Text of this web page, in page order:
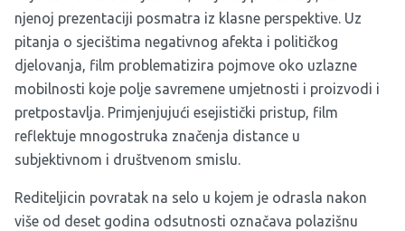
njenoj prezentaciji posmatra iz klasne perspektive. Uz
pitanja o sjecištima negativnog afekta i političkog
djelovanja, film problematizira pojmove oko uzlazne
mobilnosti koje polje savremene umjetnosti i proizvodi i
pretpostavlja. Primjenjujući esejistički pristup, film
reflektuje mnogostruka značenja distance u
subjektivnom i društvenom smislu.
Rediteljicin povratak na selo u kojem je odrasla nakon
više od deset godina odsutnosti označava polazišnu